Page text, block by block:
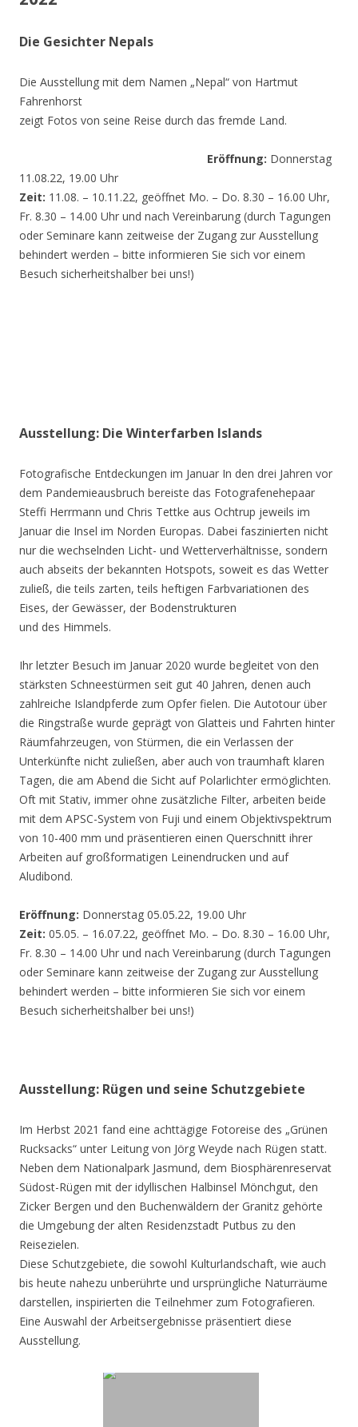
Die Gesichter Nepals
Die Ausstellung mit dem Namen „Nepal“ von Hartmut
Fahrenhorst
zeigt Fotos von seine Reise durch das fremde Land.
Eröffnung: Donnerstag
11.08.22, 19.00 Uhr
Zeit: 11.08. – 10.11.22, geöffnet Mo. – Do. 8.30 – 16.00 Uhr,
Fr. 8.30 – 14.00 Uhr und nach Vereinbarung (durch Tagungen
oder Seminare kann zeitweise der Zugang zur Ausstellung
behindert werden – bitte informieren Sie sich vor einem
Besuch sicherheitshalber bei uns!)
Ausstellung: Die Winterfarben Islands
Fotografische Entdeckungen im Januar In den drei Jahren vor
dem Pandemieausbruch bereiste das Fotografenehepaar
Steffi Herrmann und Chris Tettke aus Ochtrup jeweils im
Januar die Insel im Norden Europas. Dabei faszinierten nicht
nur die wechselnden Licht- und Wetterverhältnisse, sondern
auch abseits der bekannten Hotspots, soweit es das Wetter
zuließ, die teils zarten, teils heftigen Farbvariationen des
Eises, der Gewässer, der Bodenstrukturen
und des Himmels.
Ihr letzter Besuch im Januar 2020 wurde begleitet von den
stärksten Schneestürmen seit gut 40 Jahren, denen auch
zahlreiche Islandpferde zum Opfer fielen. Die Autotour über
die Ringstraße wurde geprägt von Glatteis und Fahrten hinter
Räumfahrzeugen, von Stürmen, die ein Verlassen der
Unterkünfte nicht zuließen, aber auch von traumhaft klaren
Tagen, die am Abend die Sicht auf Polarlichter ermöglichten.
Oft mit Stativ, immer ohne zusätzliche Filter, arbeiten beide
mit dem APSC-System von Fuji und einem Objektivspektrum
von 10-400 mm und präsentieren einen Querschnitt ihrer
Arbeiten auf großformatigen Leinendrucken und auf
Aludibond.
Eröffnung: Donnerstag 05.05.22, 19.00 Uhr
Zeit: 05.05. – 16.07.22, geöffnet Mo. – Do. 8.30 – 16.00 Uhr,
Fr. 8.30 – 14.00 Uhr und nach Vereinbarung (durch Tagungen
oder Seminare kann zeitweise der Zugang zur Ausstellung
behindert werden – bitte informieren Sie sich vor einem
Besuch sicherheitshalber bei uns!)
Ausstellung: Rügen und seine Schutzgebiete
Im Herbst 2021 fand eine achttägige Fotoreise des „Grünen
Rucksacks“ unter Leitung von Jörg Weyde nach Rügen statt.
Neben dem Nationalpark Jasmund, dem Biosphärenreservat
Südost-Rügen mit der idyllischen Halbinsel Mönchgut, den
Zicker Bergen und den Buchenwäldern der Granitz gehörte
die Umgebung der alten Residenzstadt Putbus zu den
Reisezielen.
Diese Schutzgebiete, die sowohl Kulturlandschaft, wie auch
bis heute nahezu unberührte und ursprüngliche Naturräume
darstellen, inspirierten die Teilnehmer zum Fotografieren.
Eine Auswahl der Arbeitsergebnisse präsentiert diese
Ausstellung.